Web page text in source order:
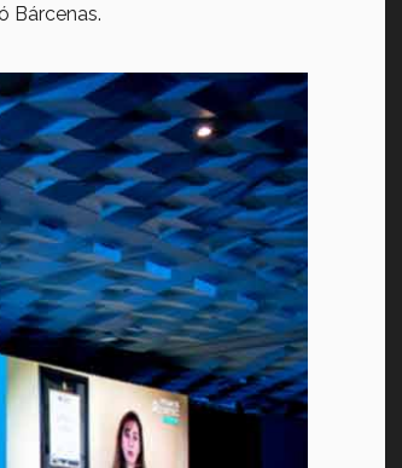
Bárcenas.